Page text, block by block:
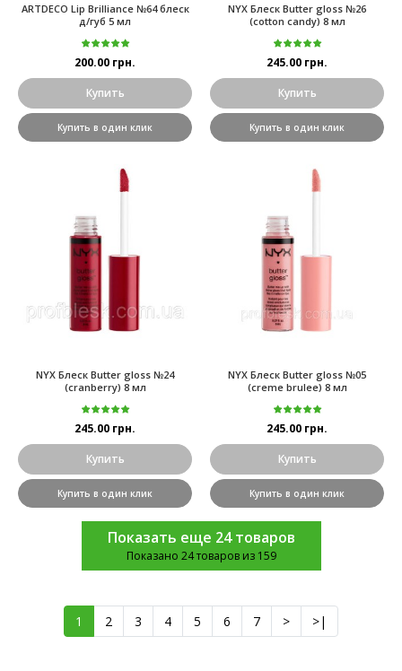
ARTDECO Lip Brilliance №64 блеск
д/губ 5 мл
200.00 грн.
Купить
Купить в один клик
NYX Блеск Butter gloss №26
(cotton candy) 8 мл
245.00 грн.
Купить
Купить в один клик
NYX Блеск Butter gloss №24
(cranberry) 8 мл
245.00 грн.
Купить
Купить в один клик
NYX Блеск Butter gloss №05
(creme brulee) 8 мл
245.00 грн.
Купить
Купить в один клик
Показать еще 24 товаров
Показано 24 товаров из 159
1 2 3 4 5 6 7 > >|